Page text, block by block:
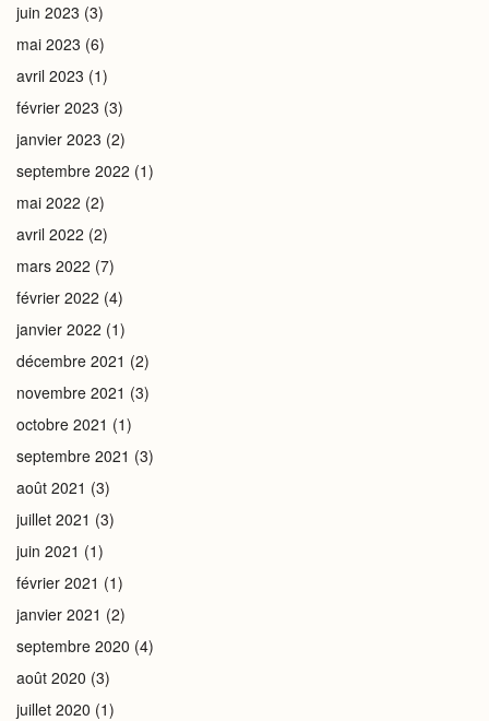
juin 2023 (3)
mai 2023 (6)
avril 2023 (1)
février 2023 (3)
janvier 2023 (2)
septembre 2022 (1)
mai 2022 (2)
avril 2022 (2)
mars 2022 (7)
février 2022 (4)
janvier 2022 (1)
décembre 2021 (2)
novembre 2021 (3)
octobre 2021 (1)
septembre 2021 (3)
août 2021 (3)
juillet 2021 (3)
juin 2021 (1)
février 2021 (1)
janvier 2021 (2)
septembre 2020 (4)
août 2020 (3)
juillet 2020 (1)